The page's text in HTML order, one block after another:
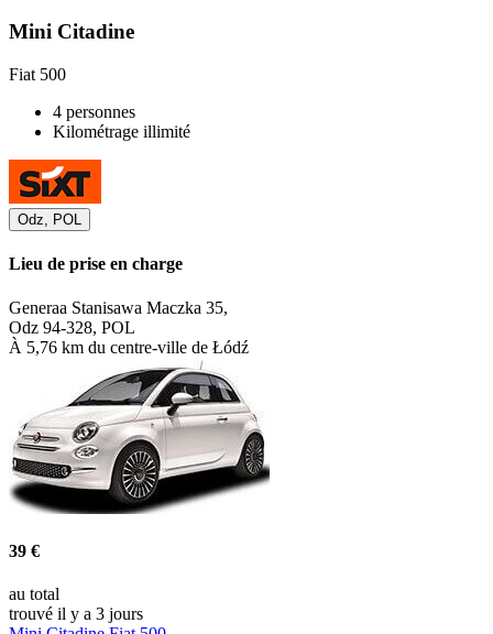
Mini Citadine
Fiat 500
4 personnes
Kilométrage illimité
Odz, POL
Lieu de prise en charge
Generaa Stanisawa Maczka 35,
Odz 94-328, POL
À 5,76 km du centre-ville de Łódź
39 €
au total
trouvé il y a 3 jours